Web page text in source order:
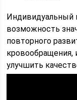
Индивидуальный
возможность
повторного
кровообращения,
улучшить